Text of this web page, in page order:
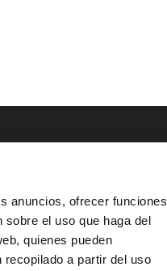
anuncios, ofrecer funciones
el uso que haga del
quienes pueden
a partir del uso
Legal
de Privacidad